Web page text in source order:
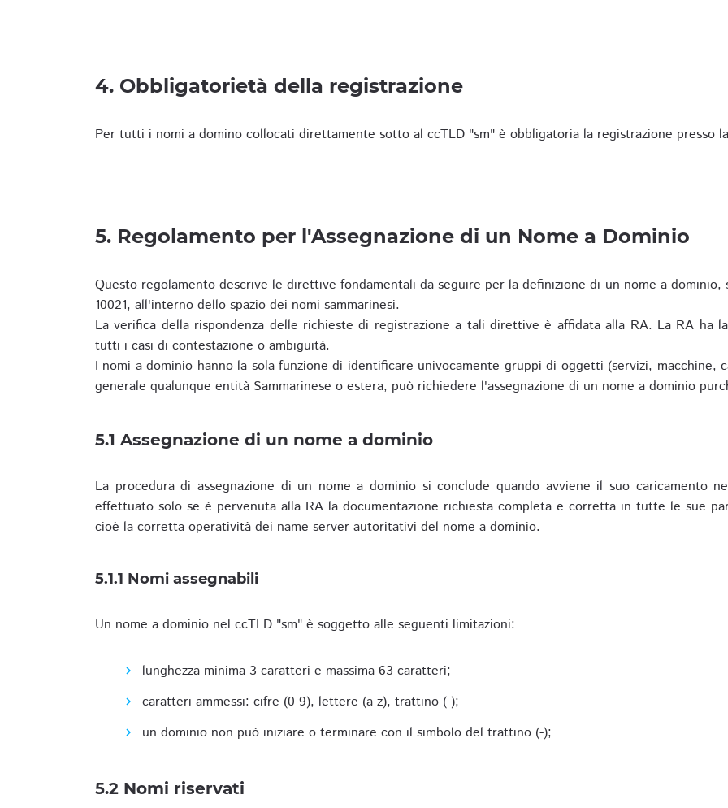
4. Obbligatorietà della registrazione
Per tutti i nomi a domino collocati direttamente sotto al ccTLD "sm" è obbligatoria la registrazione presso
5. Regolamento per l'Assegnazione di un Nome a Dominio
Questo regolamento descrive le direttive fondamentali da seguire per la definizione di un nome a
10021, all'interno dello spazio dei nomi sammarinesi.
La verifica della rispondenza delle richieste di registrazione a tali direttive è affidata alla RA. La RA ha
tutti i casi di contestazione o ambiguità.
I nomi a dominio hanno la sola funzione di identificare univocamente gruppi di oggetti (servizi, macchine,
generale qualunque entità Sammarinese o estera, può richiedere l'assegnazione di un nome a dominio
5.1 Assegnazione di un nome a dominio
La procedura di assegnazione di un nome a dominio si conclude quando avviene il suo caricamento
effettuato solo se è pervenuta alla RA la documentazione richiesta completa e corretta in tutte le sue
cioè la corretta operatività dei name server autoritativi del nome a dominio.
5.1.1 Nomi assegnabili
Un nome a dominio nel ccTLD "sm" è soggetto alle seguenti limitazioni:
lunghezza minima 3 caratteri e massima 63 caratteri;
caratteri ammessi: cifre (0-9), lettere (a-z), trattino (-);
un dominio non può iniziare o terminare con il simbolo del trattino (-);
5.2 Nomi riservati